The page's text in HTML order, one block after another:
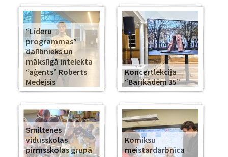
“Līderu
programmas”
dalībnieks un
mākslīgā intelekta
“aģents” Roberts
Medejsis
Koncertlekcija
“Barikādēm 35”
Smiltenes
vidusskolas
pirmsskolas grupā
Komiksu
meistardarbnīca